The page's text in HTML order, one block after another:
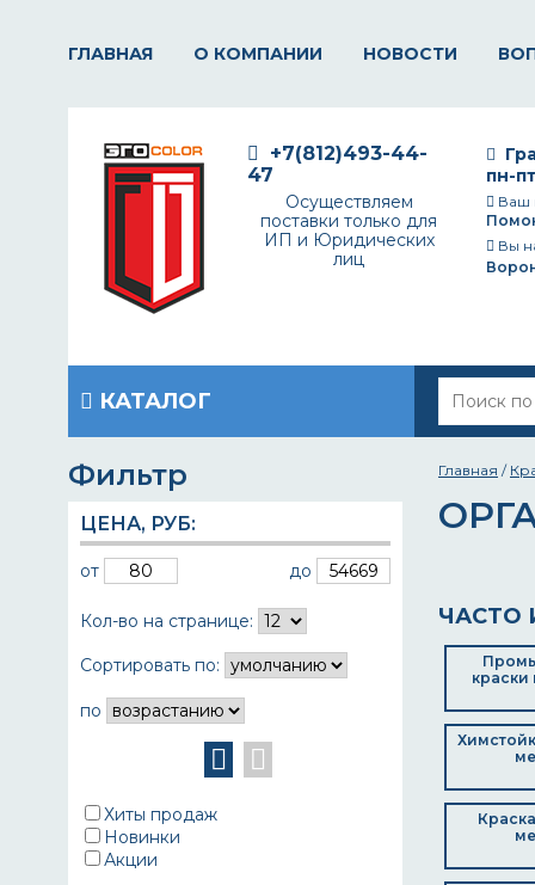
ГЛАВНАЯ О КОМПАНИИ НОВОСТИ
пн-
Ваш
Вы
+7(812)493-44-
47
Осуществляем
поставки только для
ИП и Юридических
лиц
КАТАЛОГ
Фильтр
ЦЕНА, РУБ:
от до
Кол-во на странице:
Сортировать по:
по
Хиты продаж
Новинки
Акции
Главная /
ЧАСТО
краски